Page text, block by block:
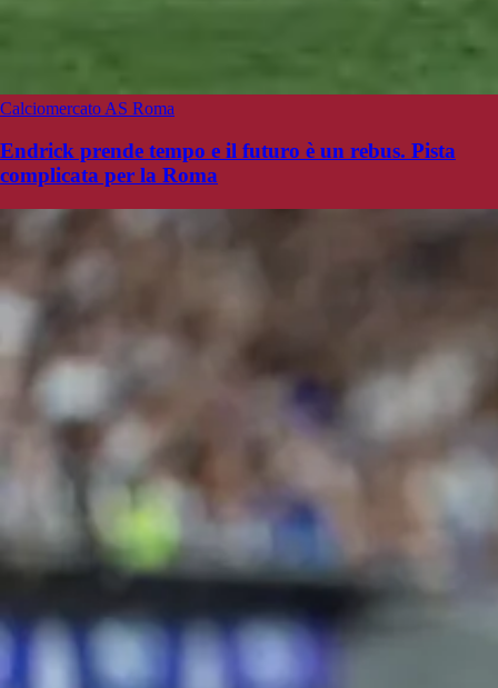
Calciomercato AS Roma
Endrick prende tempo e il futuro è un rebus. Pista
complicata per la Roma